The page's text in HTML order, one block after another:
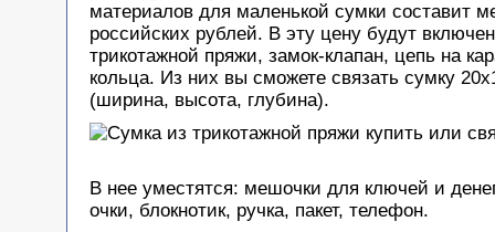
материалов для маленькой сумки составит
российских рублей. В эту цену будут
трикотажной пряжи, замок-клапан, цепь на
кольца. Из них вы сможете связать сумку
(ширина, высота, глубина).
В нее уместятся: мешочки для ключей и
очки, блокнотик, ручка, пакет, телефон.